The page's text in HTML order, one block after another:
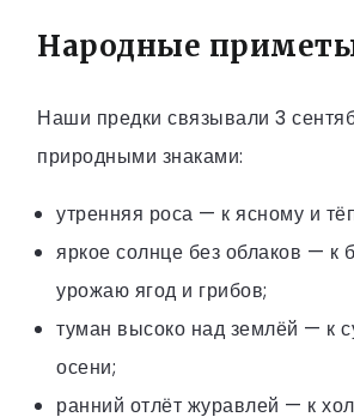
Народные
Наши предки связывали 3
природными знаками:
утренняя роса — к ясному и
яркое солнце без облаков — к
урожаю ягод и грибов;
туман высоко над землёй — к
осени;
ранний отлёт журавлей — к